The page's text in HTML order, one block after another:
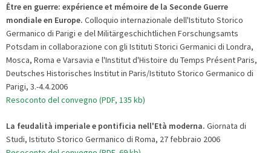
Être en guerre: expérience et mémoire de la Seconde Guerre
mondiale en Europe. Colloquio internazionale dell'Istituto Storico
Germanico di Parigi e del Militärgeschichtlichen Forschungsamts
Potsdam in collaborazione con gli Istituti Storici Germanici di Londra,
Mosca, Roma e Varsavia e l'Institut d'Histoire du Temps Présent Paris,
Deutsches Historisches Institut in Paris/Istituto Storico Germanico di
Parigi, 3.-4.4.2006
Resoconto del convegno (PDF, 135 kb)
La feudalità imperiale e pontificia nell'Età moderna. Giornata di
Studi, Istituto Storico Germanico di Roma, 27 febbraio 2006